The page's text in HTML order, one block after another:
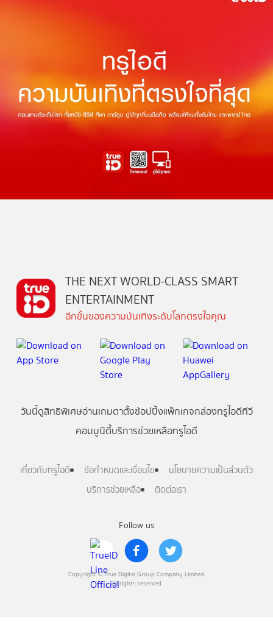
Follow us
Copyright © True Digital Group Company Limited.
All rights reserved
THE NEXT WORLD-CLASS SMART
ENTERTAINMENT
อีกขั้นของความบันเทิงระดับโลกตรงใจคุณ
วันนี้ดูสิทธิพิเศษอ่านเกมตาตั้งช้อปปิ้งแพ็กเกจกล่องทรูไอดีทีวี
คอมมูนิตี้บริการช่วยเหลือทรูไอดี
เกี่ยวกับทรูไอดี ข้อกำหนดและเงื่อนไข
นโยบายความเป็นส่วนตัว
บริการช่วยเหลือ
ติดต่อเรา